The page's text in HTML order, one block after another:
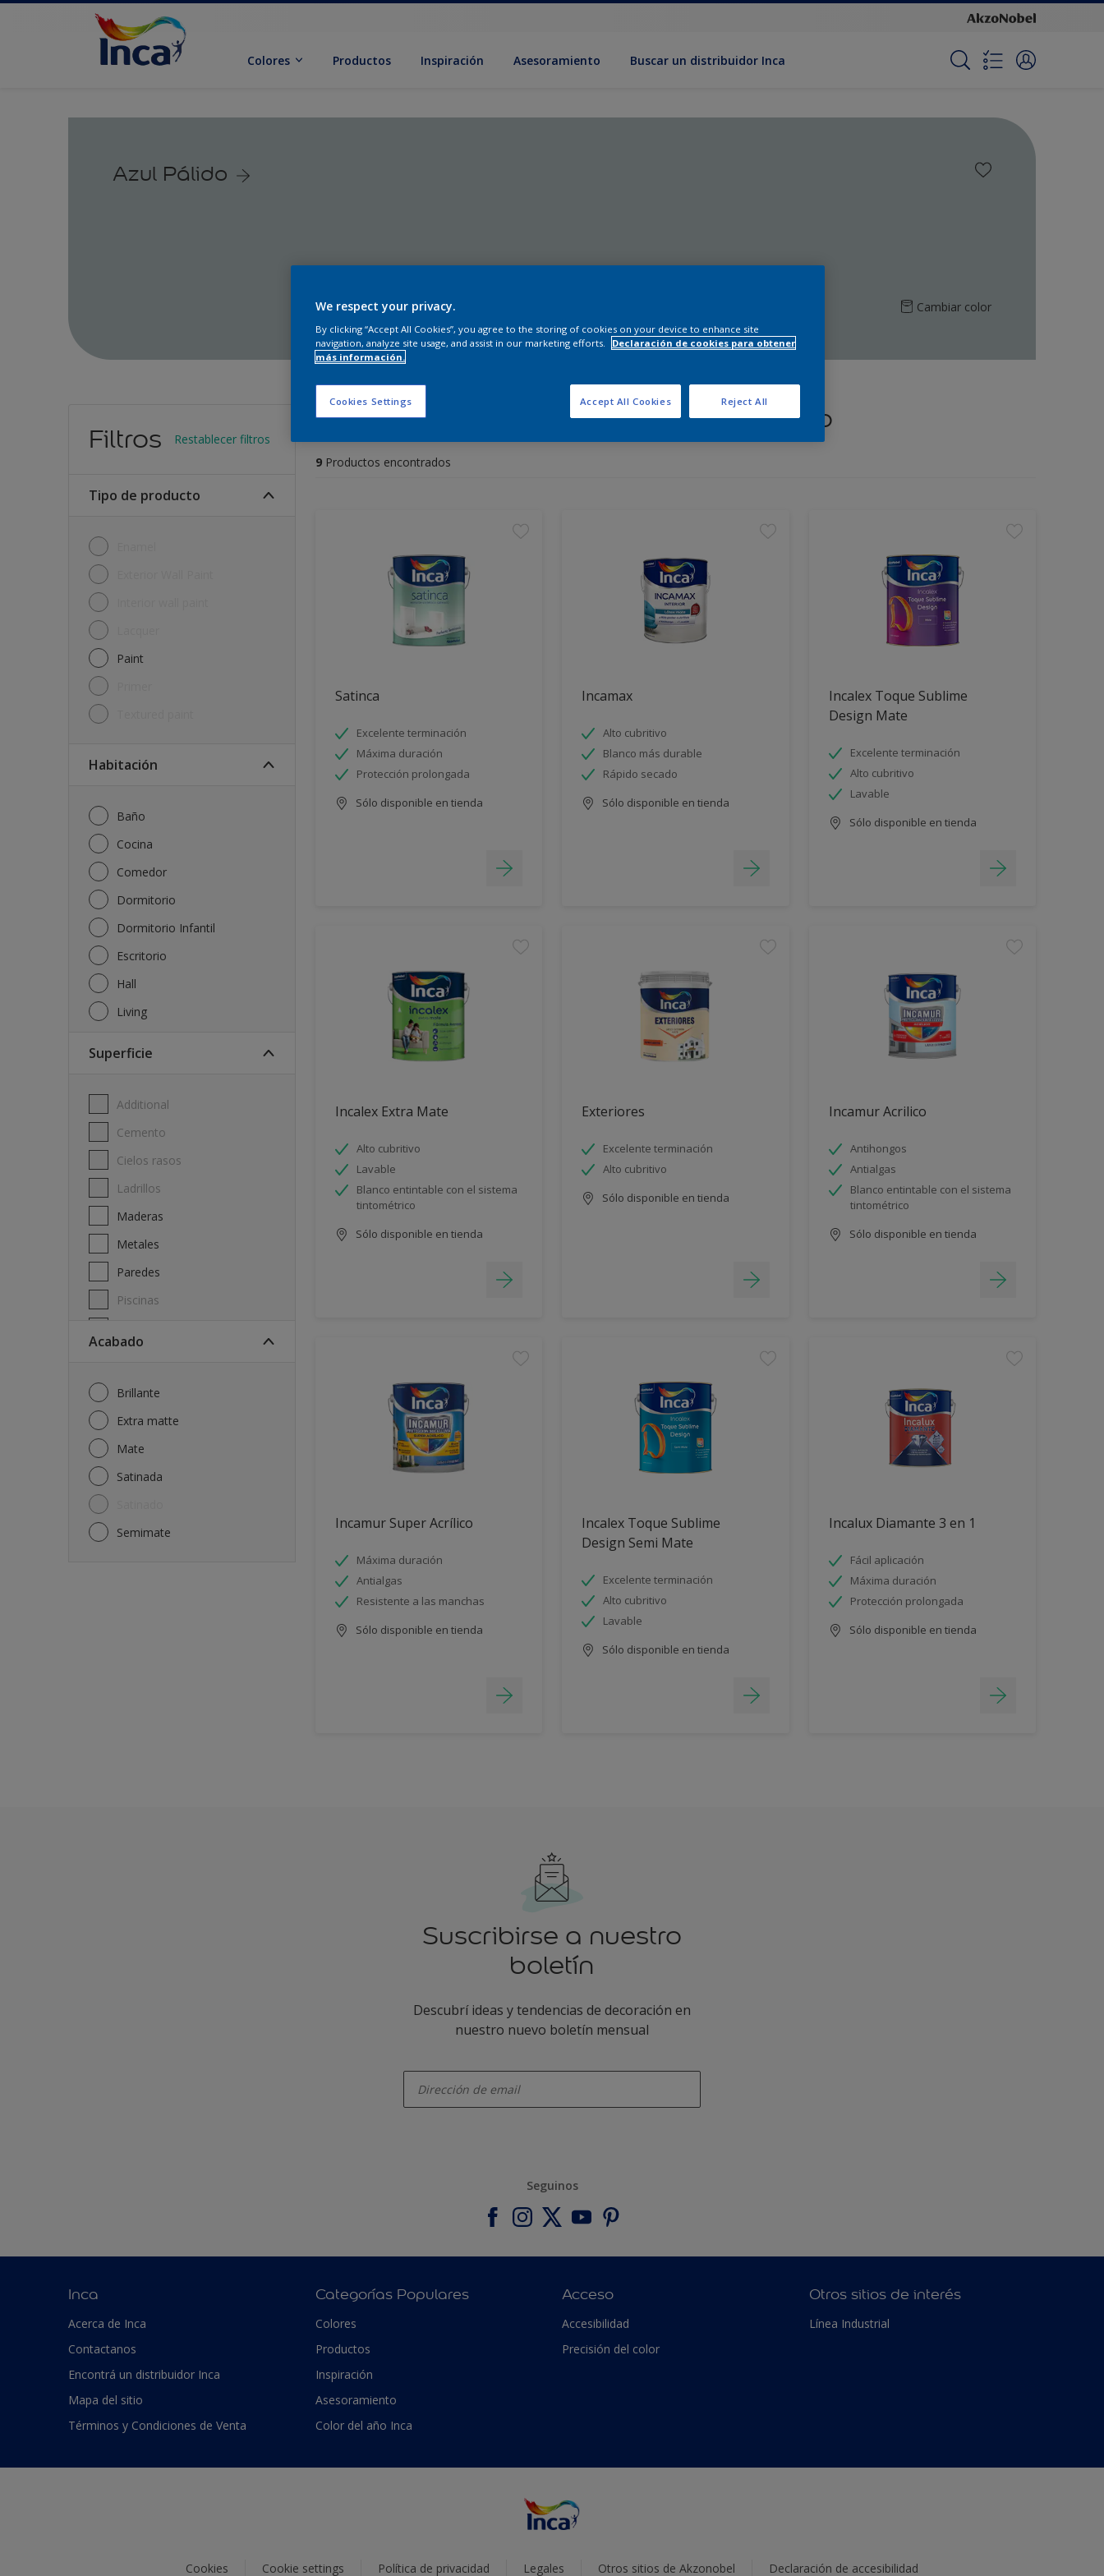
Colores Productos Inspiración Asesoramiento Buscar un distribuidor Inca
Azul Pálido
Cambiar color
Filtros Restablecer filtros
Tipo de producto
Paint
Habitación
Baño
Cocina
Comedor
Dormitorio
Dormitorio Infantil
Escritorio
Hall
Living
Superficie
Additional
Cemento
Cielos rasos
Ladrillos
Maderas
Metales
Paredes
Piscinas
Acabado
Brillante
Extra matte
Mate
Satinada
Semimate
Encuentra los productos para tu proyecto
9 Productos encontrados
Satinca
Excelente terminación
Máxima duración
Protección prolongada
Sólo disponible en tienda
Incamax
Alto cubritivo
Blanco más durable
Rápido secado
Sólo disponible en tienda
Incalex Toque Sublime
Design Mate
Excelente terminación
Alto cubritivo
Lavable
Sólo disponible en tienda
Incalex Extra Mate
Alto cubritivo
Lavable
Blanco entintable con el sistema
tintométrico
Sólo disponible en tienda
Exteriores
Excelente terminación
Alto cubritivo
Sólo disponible en tienda
Incamur Acrilico
Antihongos
Antialgas
Blanco entintable con el sistema
tintométrico
Sólo disponible en tienda
Incamur Super Acrílico
Máxima duración
Antialgas
Resistente a las manchas
Sólo disponible en tienda
Incalex Toque Sublime
Design Semi Mate
Excelente terminación
Alto cubritivo
Lavable
Sólo disponible en tienda
Incalux Diamante 3 en 1
Fácil aplicación
Máxima duración
Protección prolongada
Sólo disponible en tienda
Suscribirse a nuestro
boletín
Descubrí ideas y tendencias de decoración en
nuestro nuevo boletín mensual
Seguinos
Inca
Acerca de Inca
Contactanos
Encontrá un distribuidor Inca
Mapa del sitio
Términos y Condiciones de Venta
Categorías Populares
Colores
Productos
Inspiración
Asesoramiento
Color del año Inca
Acceso
Accesibilidad
Precisión del color
Otros sitios de interés
Línea Industrial
Cookies Cookie settings Política de privacidad Legales Otros sitios de Akzonobel Declaración de accesibilidad
We respect your privacy.
By clicking “Accept All Cookies”, you agree to the storing of cookies on your device to enhance site
navigation, analyze site usage, and assist in our marketing efforts.
Declaración de cookies para obtener
más información.
Cookies Settings Reject All
Accept All Cookies